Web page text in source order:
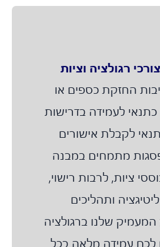
רגולציה וציות
כספים או
לעמידה בדרישות
לקבלת אישורים
מתמחים במבנה
לרבות רישוי,
ותהליכים
שלנו ברגולציה
מלאה בכל